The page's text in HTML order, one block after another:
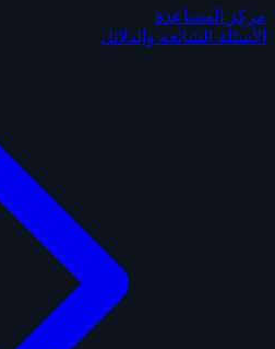
مركز المساعدة
الأسئلة الشائعة والدلائل